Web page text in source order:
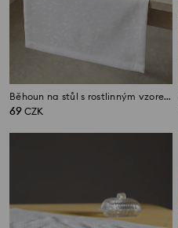
Běhoun na stůl s rostlinným vzorem
69 CZK